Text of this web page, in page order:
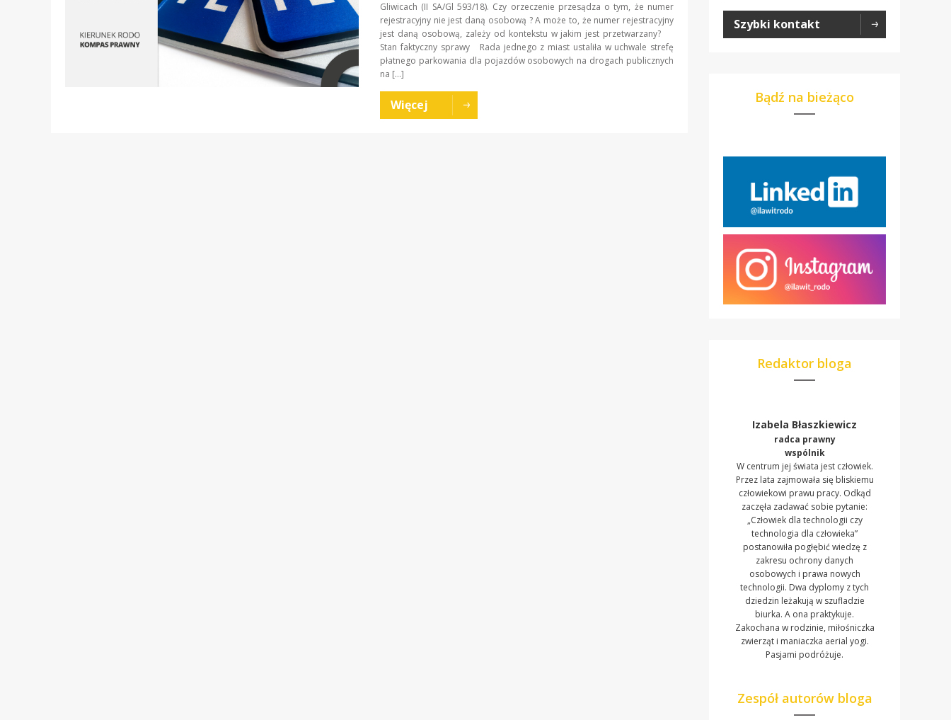
Gliwicach (II SA/Gl 593/18). Czy orzeczenie przesądza o tym, że numer
rejestracyjny nie jest daną osobową ? A może to, że numer rejestracyjny
jest daną osobową, zależy od kontekstu w jakim jest przetwarzany?
Stan faktyczny sprawy Rada jednego z miast ustaliła w uchwale strefę
płatnego parkowania dla pojazdów osobowych na drogach publicznych
na […]
Więcej
Szybki kontakt
Bądź na bieżąco
Redaktor bloga
Izabela Błaszkiewicz
radca prawny
wspólnik
W centrum jej świata jest człowiek.
Przez lata zajmowała się bliskiemu
człowiekowi prawu pracy. Odkąd
zaczęła zadawać sobie pytanie:
„Człowiek dla technologii czy
technologia dla człowieka”
postanowiła pogłębić wiedzę z
zakresu ochrony danych
osobowych i prawa nowych
technologii. Dwa dyplomy z tych
dziedzin leżakują w szufladzie
biurka. A ona praktykuje.
Zakochana w rodzinie, miłośniczka
zwierząt i maniaczka aerial yogi.
Pasjami podróżuje.
Zespół autorów bloga